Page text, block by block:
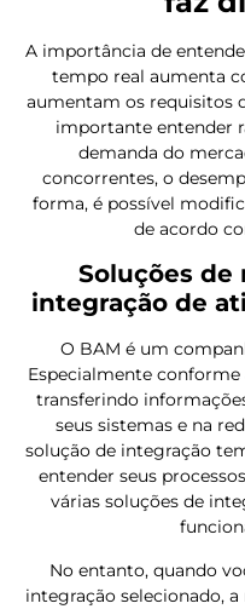
A importância de
tempo real aumenta
aumentam os requisitos
importante entender
demanda do
concorrentes, o
forma, é possível
de acordo
Soluções
integração de
O BAM é um
Especialmente
transferindo
seus sistemas e na
solução de integração
entender seus
várias soluções de
No entanto, quando
integração selecionado,